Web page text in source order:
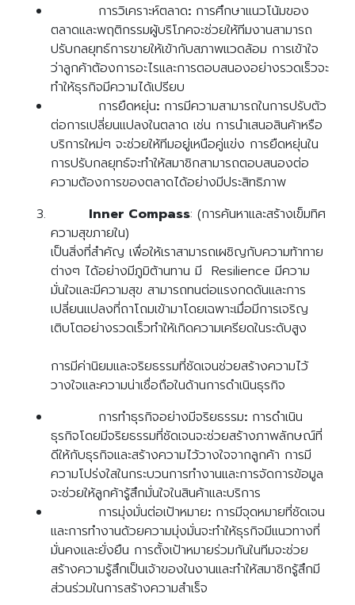
การวิเคราะห์ตลาด: การศึกษาแนวโน้มของ
ตลาดและพฤติกรรมผู้บริโภคจะช่วยให้ทีมงานสามารถ
ปรับกลยุทธ์การขายให้เข้ากับสภาพแวดล้อม การเข้าใจ
ว่าลูกค้าต้องการอะไรและการตอบสนองอย่างรวดเร็วจะ
ทำให้ธุรกิจมีความได้เปรียบ
การยืดหยุ่น: การมีความสามารถในการปรับตัว
ต่อการเปลี่ยนแปลงในตลาด เช่น การนำเสนอสินค้าหรือ
บริการใหม่ๆ จะช่วยให้ทีมอยู่เหนือคู่แข่ง การยืดหยุ่นใน
การปรับกลยุทธ์จะทำให้สมาชิกสามารถตอบสนองต่อ
ความต้องการของตลาดได้อย่างมีประสิทธิภาพ
Inner Compass: (การค้นหาและสร้างเข็มทิศ
ความสุขภายใน)
เป็นสิ่งที่สำคัญ เพื่อให้เราสามารถเผชิญกับความท้าทาย
ต่างๆ ได้อย่างมีภูมิต้านทาน มี Resilience มีความ
มั่นใจและมีความสุข สามารถทนต่อแรงกดดันและการ
เปลี่ยนแปลงที่ถาโถมเข้ามาโดยเฉพาะเมื่อมีการเจริญ
เติบโตอย่างรวดเร็วทำให้เกิดความเครียดในระดับสูง
การมีค่านิยมและจริยธรรมที่ชัดเจนช่วยสร้างความไว้
วางใจและความน่าเชื่อถือในด้านการดำเนินธุรกิจ
การทำธุรกิจอย่างมีจริยธรรม: การดำเนิน
ธุรกิจโดยมีจริยธรรมที่ชัดเจนจะช่วยสร้างภาพลักษณ์ที่
ดีให้กับธุรกิจและสร้างความไว้วางใจจากลูกค้า การมี
ความโปร่งใสในกระบวนการทำงานและการจัดการข้อมูล
จะช่วยให้ลูกค้ารู้สึกมั่นใจในสินค้าและบริการ
การมุ่งมั่นต่อเป้าหมาย: การมีจุดหมายที่ชัดเจน
และการทำงานด้วยความมุ่งมั่นจะทำให้ธุรกิจมีแนวทางที่
มั่นคงและยั่งยืน การตั้งเป้าหมายร่วมกันในทีมจะช่วย
สร้างความรู้สึกเป็นเจ้าของในงานและทำให้สมาชิกรู้สึกมี
ส่วนร่วมในการสร้างความสำเร็จ